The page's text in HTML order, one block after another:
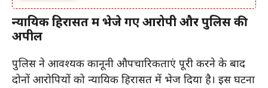
न्यायिक हिरासत में भेजे गए आरोपी और पुलिस की
अपील
पुलिस ने आवश्यक कानूनी औपचारिकताएं पूरी करने के बाद
दोनों आरोपियों को न्यायिक हिरासत में भेज दिया है। इस घटना